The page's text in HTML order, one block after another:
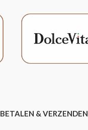
BETALEN & VERZENDEN